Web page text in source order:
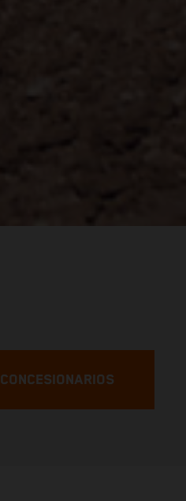
CONCESIONARIOS